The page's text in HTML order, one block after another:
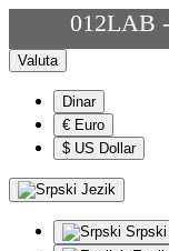
012LAB
Valuta
Dinar
€ Euro
$ US Dollar
Jezik
Srpski